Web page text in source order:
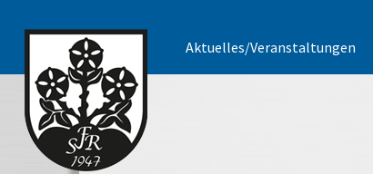
Aktuelles/Veranstaltungen